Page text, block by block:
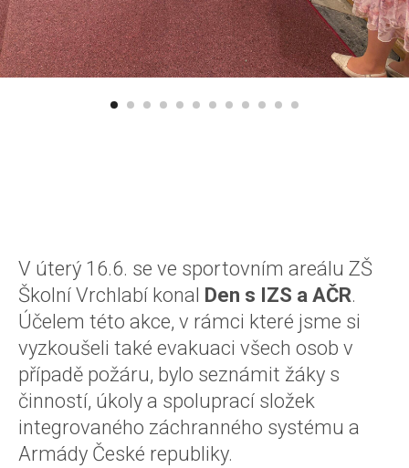
V úterý 16.6. se ve sportovním areálu ZŠ
Školní Vrchlabí konal Den s IZS a AČR.
Účelem této akce, v rámci které jsme si
vyzkoušeli také evakuaci všech osob v
případě požáru, bylo seznámit žáky s
činností, úkoly a spoluprací složek
integrovaného záchranného systému a
Armády České republiky.